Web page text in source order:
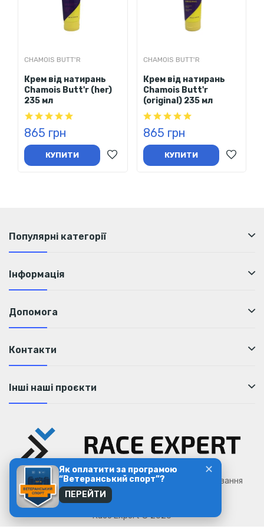
CHAMOIS BUTT'R
Крем від натирань
Chamois Butt'r (her)
235 мл
865 грн
КУПИТИ
CHAMOIS BUTT'R
Крем від натирань
Chamois Butt'r
(original) 235 мл
865 грн
КУПИТИ
Популярні категорії
Інформація
Допомога
Контакти
Інші наші проєкти
Тренування, бігова спільнота та спортивне харчування
Race Expert © 2026
✕
Як оплатити за програмою
“Ветеранський спорт”?
ПЕРЕЙТИ